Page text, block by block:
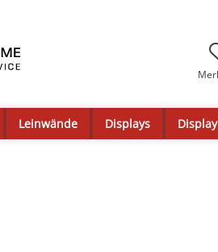
Leinwände Displays